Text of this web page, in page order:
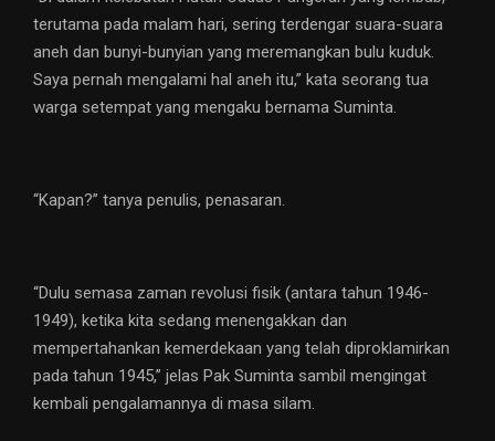
terutama pada malam hari, sering terdengar suara-suara
aneh dan bunyi-bunyian yang meremangkan bulu kuduk.
Saya pernah mengalami hal aneh itu,” kata seorang tua
warga setempat yang mengaku bernama Suminta.
“Kapan?” tanya penulis, penasaran.
“Dulu semasa zaman revolusi fisik (antara tahun 1946-
1949), ketika kita sedang menengakkan dan
mempertahankan kemerdekaan yang telah diproklamirkan
pada tahun 1945,” jelas Pak Suminta sambil mengingat
kembali pengalamannya di masa silam.